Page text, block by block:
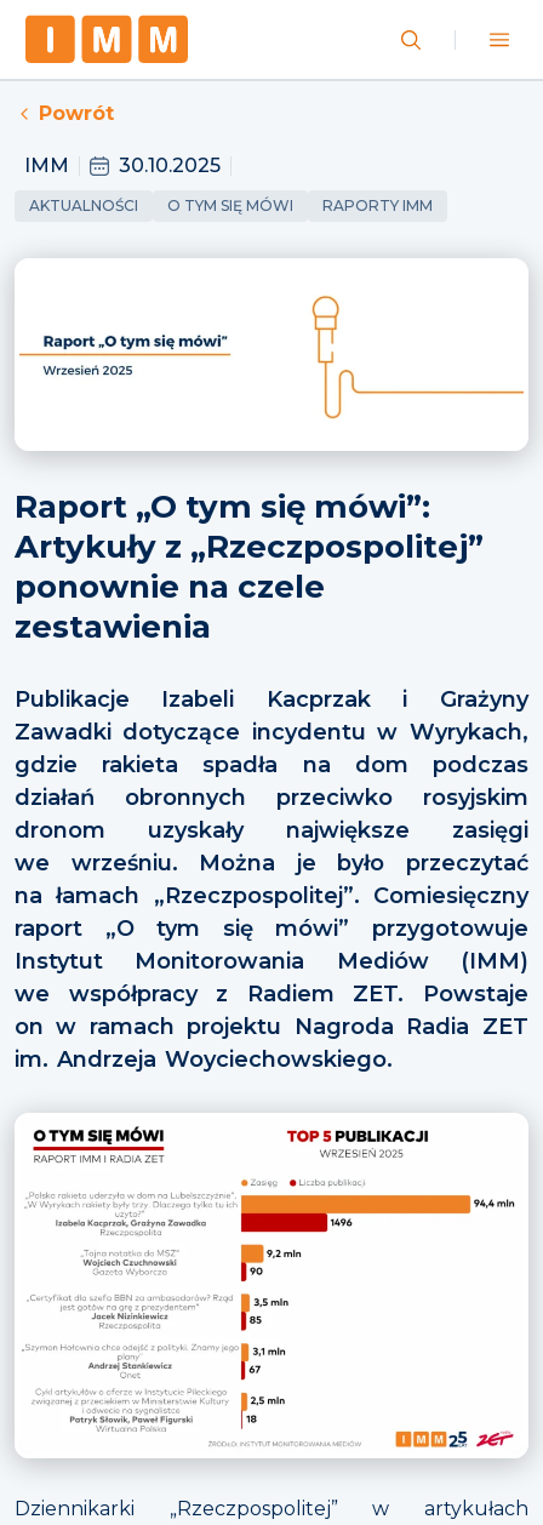
Powrót
IMM 30.10.2025
AKTUALNOŚCI O TYM SIĘ MÓWI RAPORTY IMM
Raport „O tym się mówi”:
Artykuły z „Rzeczpospolitej”
ponownie na czele
zestawienia
Publikacje Izabeli Kacprzak i Grażyny
Zawadki dotyczące incydentu w Wyrykach,
gdzie rakieta spadła na dom podczas
działań obronnych przeciwko rosyjskim
dronom uzyskały największe zasięgi
we wrześniu. Można je było przeczytać
na łamach „Rzeczpospolitej”. Comiesięczny
raport „O tym się mówi” przygotowuje
Instytut Monitorowania Mediów (IMM)
we współpracy z Radiem ZET. Powstaje
on w ramach projektu Nagroda Radia ZET
im. Andrzeja Woyciechowskiego.
Dziennikarki „Rzeczpospolitej” w artykułach